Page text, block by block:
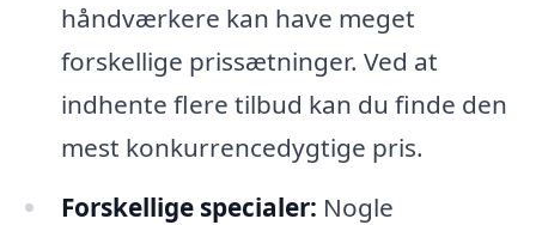
håndværkere kan have meget
forskellige prissætninger. Ved at
indhente flere tilbud kan du finde den
mest konkurrencedygtige pris.
Forskellige specialer: Nogle